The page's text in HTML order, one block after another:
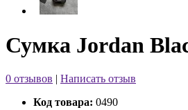
Сумка Jordan
0 отзывов | Написать отзыв
Код товара: 0490